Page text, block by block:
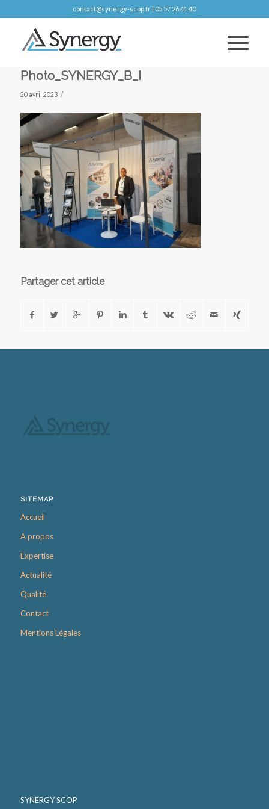
contact@synergy-scop.fr | 05 57 26 41 40
Photo_SYNERGY_B_I
20 avril 2023 /
Partager cet article
SITEMAP
Accueil
A propos
Expertise
Actualité
Qualité
Contact
Mentions Légales
SYNERGY SCOP